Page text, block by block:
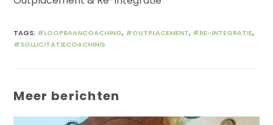
TAGS: #LOOPBAANCOACHING, #OUTPLACEMENT, #RE-INTEGRATIE,
#SOLLICITATIECOACHING